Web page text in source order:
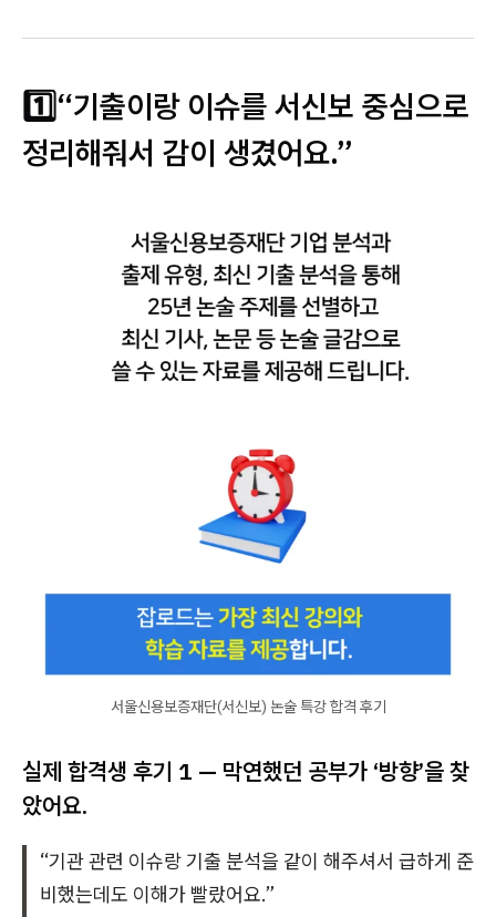
1️⃣“기출이랑 이슈를 서신보 중심으로
정리해줘서 감이 생겼어요.”
서울신용보증재단(서신보) 논술 특강 합격 후기
실제 합격생 후기 1 — 막연했던 공부가 ‘방향’을 찾
았어요.
“기관 관련 이슈랑 기출 분석을 같이 해주셔서 급하게 준
비했는데도 이해가 빨랐어요.”